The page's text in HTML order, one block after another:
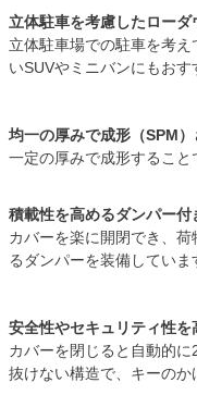
立体駐車を考慮したローダ
立体駐車場での駐車を考
いSUVやミニバンにもおす
均一の厚みで成形（SPM
一定の厚みで成形すること
積載性を高めるダンパー付
カバーを楽に開閉でき、
るダンパーを装備していま
安全性やセキュリティ性
カバーを閉じると自動的
抜けない構造で、キーのか